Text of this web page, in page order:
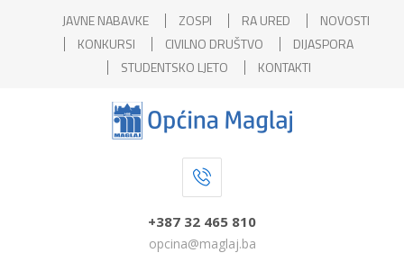
JAVNE NABAVKE ZOSPI RA URED
NOVOSTI
KONKURSI
CIVILNO DRUŠTVO
DIJASPORA
STUDENTSKO LJETO
KONTAKTI
+387 32 465 810
opcina@maglaj.ba